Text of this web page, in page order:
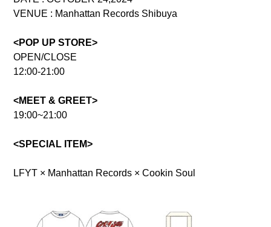
VENUE : Manhattan Records Shibuya
<POP UP STORE>
OPEN/CLOSE
12:00-21:00
<MEET & GREET>
19:00~21:00
<SPECIAL ITEM>
LFYT × Manhattan Records × Cookin Soul